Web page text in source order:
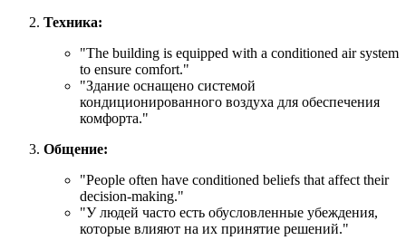
Техника:
"The building is equipped with a conditioned air system
to ensure comfort."
"Здание оснащено системой
кондиционированного воздуха для обеспечения
комфорта."
Общение:
"People often have conditioned beliefs that affect their
decision-making."
"У людей часто есть обусловленные убеждения,
которые влияют на их принятие решений."